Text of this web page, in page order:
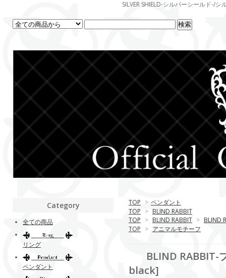
SILVER SHIELD-シルバーシールド-/
TOP > ペンダント
TOP > BLIND RABBIT
TOP > BLIND RABBIT > BLIND
TOP > アニマルモチーフ
BLIND
black]
Category
全ての商品
リング
ペンダント